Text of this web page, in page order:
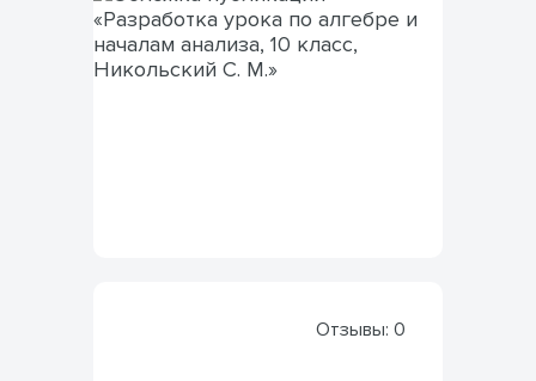
Отзывы: 0